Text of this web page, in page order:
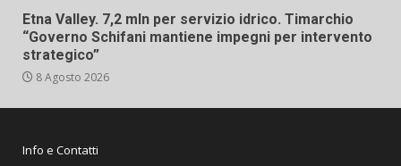
Etna Valley. 7,2 mln per servizio idrico. Timarchio
“Governo Schifani mantiene impegni per intervento
strategico”
8 Agosto 2026
Info e Contatti